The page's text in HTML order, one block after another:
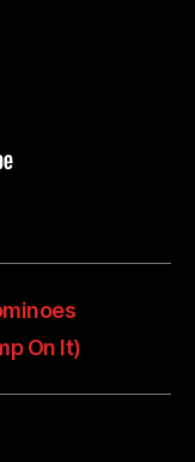
On It)